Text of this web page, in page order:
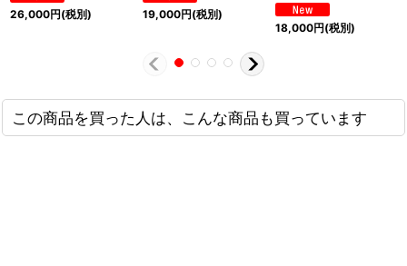
26,000円(税別) 19,000円(税別)
18,000円(税別)
この商品を買った人は、こんな商品も買っています